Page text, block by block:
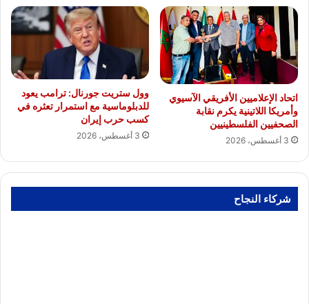
اتحاد الإعلاميين الأفريقي الآسيوي
وأمريكا اللاتينية يكرم نقابة
الصحفيين الفلسطينيين
3 أغسطس، 2026
وول ستريت جورنال: ترامب يعود
للدبلوماسية مع استمرار تعثره في
كسب حرب إيران
3 أغسطس، 2026
شركاء النجاح